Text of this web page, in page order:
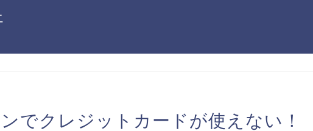
でクレジットカードが使えない！